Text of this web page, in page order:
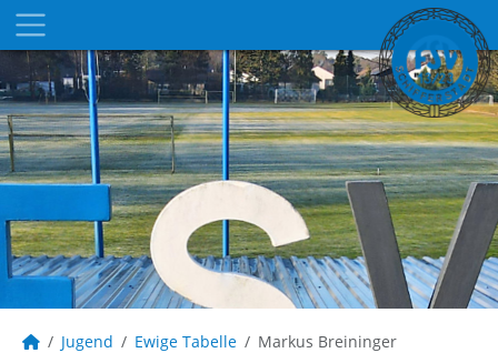
Jugend Ewige Tabelle Markus Breininger